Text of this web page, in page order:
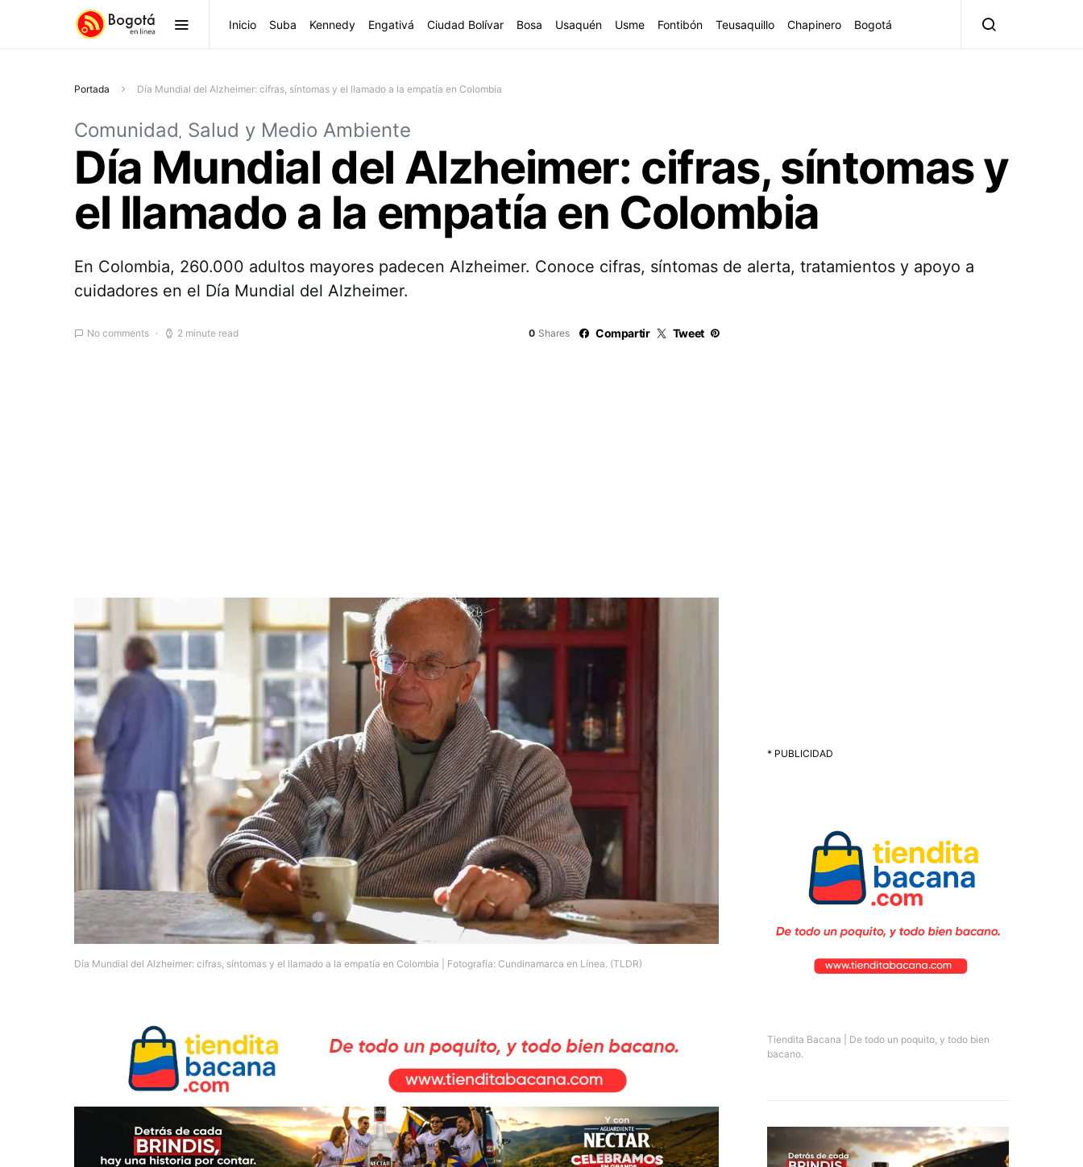
Inicio Suba Kennedy Engativá Ciudad Bolívar Bosa Usaquén Usme Fontibón Teusaquillo Chapinero Bogotá
Portada Día Mundial del Alzheimer: cifras, síntomas y el llamado a la empatía en Colombia
Comunidad Salud y Medio Ambiente
Día Mundial del Alzheimer: cifras, síntomas y
el llamado a la empatía en Colombia
En Colombia, 260.000 adultos mayores padecen Alzheimer. Conoce cifras, síntomas de alerta, tratamientos y apoyo a
cuidadores en el Día Mundial del Alzheimer.
No comments 2 minute read 0 Shares Compartir Tweet
Día Mundial del Alzheimer: cifras, síntomas y el llamado a la empatía en Colombia | Fotografía: Cundinamarca en Línea. (TLDR)
* PUBLICIDAD
Tiendita Bacana | De todo un poquito, y todo bien
bacano.